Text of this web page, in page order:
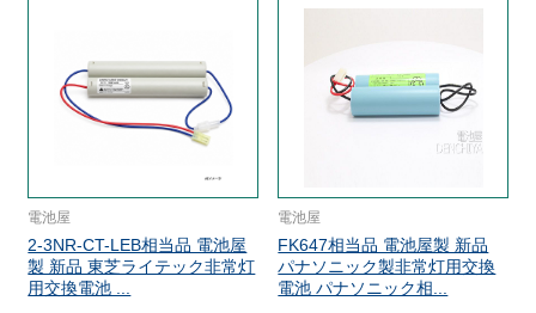
電池屋
2-3NR-CT-LEB相当品 電池屋
製 新品 東芝ライテック非常灯
用交換電池 ...
電池屋
FK647相当品 電池屋製 新品
パナソニック製非常灯用交換
電池 パナソニック相...